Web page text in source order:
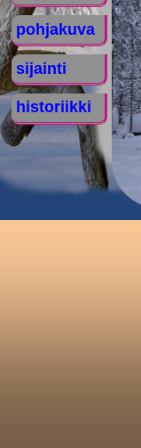
pohjakuva
sijainti
historiikki